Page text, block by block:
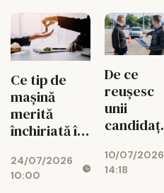
Ce tip de
mașină
merită
închiriată în
traseul pe
care îl ai
24/07/2026
10:00
De ce
reușesc
unii
candidați
examenul
auto din
10/07/2026
14:18